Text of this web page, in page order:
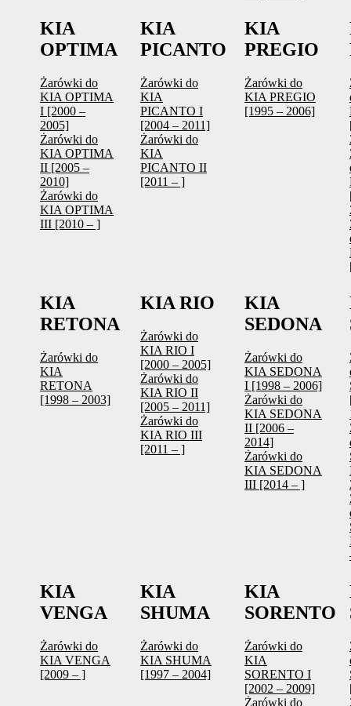
KIA
OPTIMA
Żarówki do
KIA OPTIMA
I [2000 –
2005]
Żarówki do
KIA OPTIMA
II [2005 –
2010]
Żarówki do
KIA OPTIMA
III [2010 – ]
KIA
PICANTO
Żarówki do
KIA
PICANTO I
[2004 – 2011]
Żarówki do
KIA
PICANTO II
[2011 – ]
KIA
PREGIO
Żarówki do
KIA PREGIO
[1995 – 2006]
KIA
RETONA
Żarówki do
KIA
RETONA
[1998 – 2003]
KIA RIO
Żarówki do
KIA RIO I
[2000 – 2005]
Żarówki do
KIA RIO II
[2005 – 2011]
Żarówki do
KIA RIO III
[2011 – ]
KIA
SEDONA
Żarówki do
KIA SEDONA
I [1998 – 2006]
Żarówki do
KIA SEDONA
II [2006 –
2014]
Żarówki do
KIA SEDONA
III [2014 – ]
KIA
VENGA
Żarówki do
KIA VENGA
[2009 – ]
KIA
SHUMA
Żarówki do
KIA SHUMA
[1997 – 2004]
KIA
SORENTO
Żarówki do
KIA
SORENTO I
[2002 – 2009]
Żarówki do